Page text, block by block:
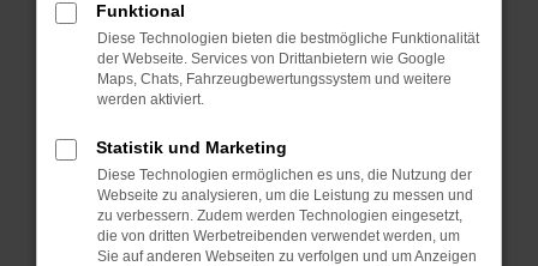
Starte dein Gerät neu.
Das kann manchmal helfen, vorübergehende
Probleme zu beheben.
Betriebssystem auf dem neuesten Stand
sind.
Veraltete Software birgt nicht nur ein
Sicherheitsrisiko, sondern kann auch dazu
führen, dass bestimmte Funktionen nicht mehr
Funktional
Diese Technologien bieten die bestmögliche Funktionalität
der Webseite. Services von Drittanbietern wie Google
Maps, Chats, Fahrzeugbewertungssystem und weitere
werden aktiviert.
Statistik und Marketing
Diese Technologien ermöglichen es uns, die Nutzung der
Webseite zu analysieren, um die Leistung zu messen und
zu verbessern. Zudem werden Technologien eingesetzt,
die von dritten Werbetreibenden verwendet werden, um
Sie auf anderen Webseiten zu verfolgen und um Anzeigen